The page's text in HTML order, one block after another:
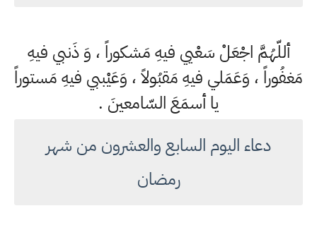
أللّهُمَّ اجْعَلْ سَعْيي فيهِ مَشكوراً ، وَ ذَنبي فيهِ
مَغفُوراً ، وَعَمَلي فيهِ مَقبُولاً ، وَعَيْببي فيهِ مَستوراً
يا أسمَعَ السّامعينَ .
دعاء اليوم السابع والعشرون من شهر
رمضان